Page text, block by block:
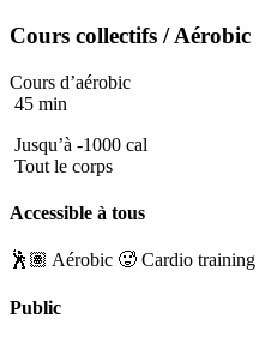
Cours collectifs / Aérobic
Cours d’aérobic
45 min
Jusqu’à -1000 cal
Tout le corps
Accessible à tous
🕺🏽 Aérobic 🥵 Cardio training
Public